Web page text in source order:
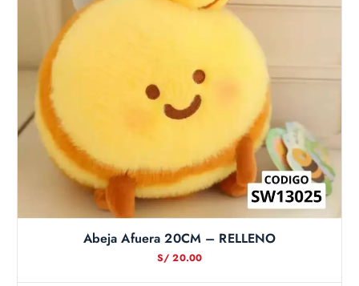
Abeja Afuera 20CM – RELLENO
S/ 20.00